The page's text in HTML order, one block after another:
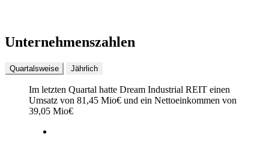
Unternehmenszahlen
Quartalsweise Jährlich
Im letzten Quartal hatte Dream Industrial REIT einen
Umsatz von 81,45 Mio€ und ein Nettoeinkommen von
39,05 Mio€